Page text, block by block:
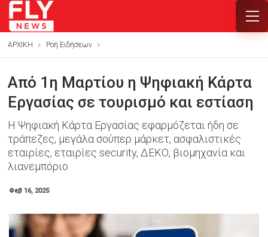
ΑΡΧΙΚΗ Ροή Ειδήσεων
Από 1η Μαρτίου η Ψηφιακή Κάρτα
Εργασίας σε τουρισμό και εστίαση
Η Ψηφιακή Κάρτα Εργασίας εφαρμόζεται ήδη σε
τράπεζες, μεγάλα σούπερ μάρκετ, ασφαλιστικές
εταιρίες, εταιρίες security, ΔΕΚΟ, βιομηχανία και
λιανεμπόριο
Φεβ 16, 2025